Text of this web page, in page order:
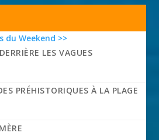
du Weekend >>
LES VAGUES
PRÉHISTORIQUES À LA PLAGE